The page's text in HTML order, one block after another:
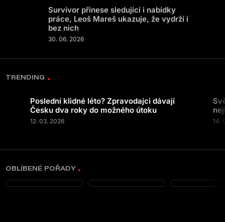
Survivor přinese sledující i nabídky
práce, Leoš Mareš ukazuje, že vydrží i
bez nich
30. 06. 2026
TRENDING
Poslední klidné léto? Zpravodajci dávají
Česku dva roky do možného útoku
12. 03. 2026 14.
OBLÍBENÉ POŘADY